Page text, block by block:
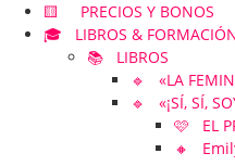
🟨 PRECIOS Y BONOS
🎓 LIBROS &
📚 LIBROS
🔹 «LA
🔹 «¡SÍ, SÍ,
🩷 EL
🔸